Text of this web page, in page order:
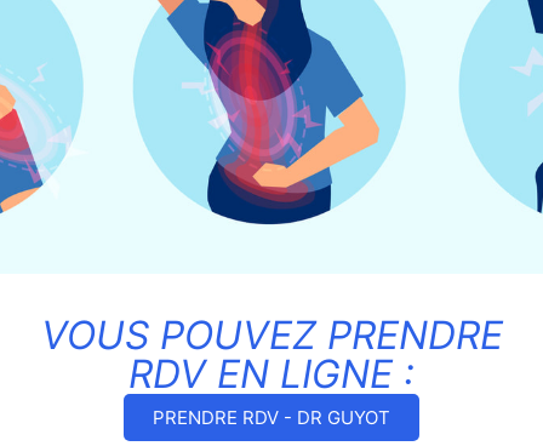
VOUS POUVEZ PRENDRE
RDV EN LIGNE :
PRENDRE RDV - DR GUYOT